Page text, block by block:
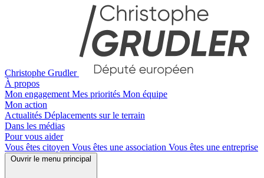
Christophe Grudler
À propos
Mon engagement Mes priorités Mon équipe
Mon action
Actualités Déplacements sur le terrain
Dans les médias
Pour vous aider
Vous êtes citoyen Vous êtes une association Vous êtes une entreprise
Ouvrir le menu principal